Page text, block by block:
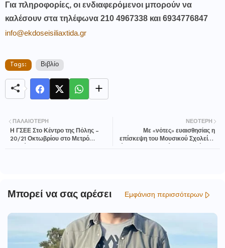
Για πληροφορίες, οι ενδιαφερόμενοι μπορούν να
καλέσουν στα τηλέφωνα 210 4967338 και 6934776847
info@ekdoseisiliaxtida.gr
Tags: Βιβλίο
ΝΕΌΤΕΡΗ
Με «νότες» ευαισθησίας η
επίσκεψη του Μουσικού Σχολείου
ΠΑΛΑΙΌΤΕΡΗ
Η ΓΣΕΕ Στο Κέντρο της Πόλης –
20/21 Οκτωβρίου στο Μετρό
Μπορεί να σας αρέσει Εμφάνιση περισσότερων